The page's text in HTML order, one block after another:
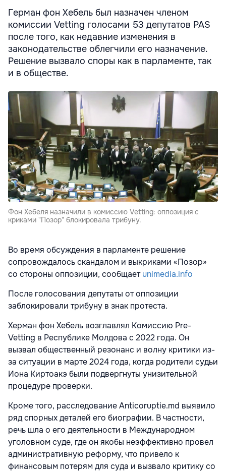
Герман фон Хебель был назначен членом
комиссии Vetting голосами 53 депутатов PAS
после того, как недавние изменения в
законодательстве облегчили его назначение.
Решение вызвало споры как в парламенте, так
и в обществе.
Фон Хебеля назначили в комиссию Vetting: оппозиция с
криками "Позор" блокировала трибуну.
Во время обсуждения в парламенте решение
сопровождалось скандалом и выкриками «Позор»
со стороны оппозиции, сообщаетunimedia.info
После голосования депутаты от оппозиции
заблокировали трибуну в знак протеста.
Херман фон Хебель возглавлял Комиссию Pre-
Vetting в Республике Молдова с 2022 года. Он
вызвал общественный резонанс и волну критики из-
за ситуации в марте 2024 года, когда родители судьи
Иона Киртоакэ были подвергнуты унизительной
процедуре проверки.
Кроме того, расследование Anticoruptie.md выявило
ряд спорных деталей его биографии. В частности,
речь шла о его деятельности в Международном
уголовном суде, где он якобы неэффективно провел
административную реформу, что привело к
финансовым потерям для суда и вызвало критику со